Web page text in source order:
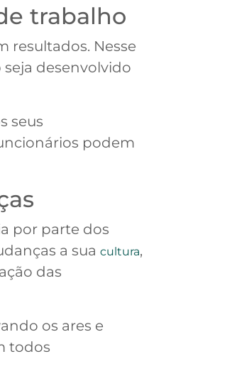
trabalho
resultados. Nesse
desenvolvido
seus
podem
por parte dos
a suacultura,
das
os ares e
todos